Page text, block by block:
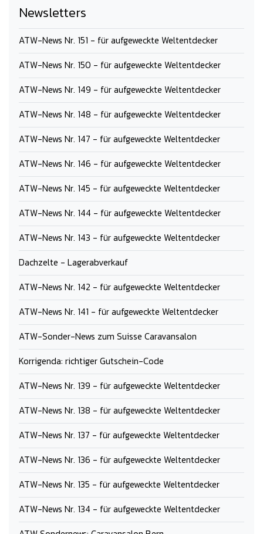
Newsletters
ATW-News Nr. 151 - für aufgeweckte Weltentdecker
ATW-News Nr. 150 - für aufgeweckte Weltentdecker
ATW-News Nr. 149 - für aufgeweckte Weltentdecker
ATW-News Nr. 148 - für aufgeweckte Weltentdecker
ATW-News Nr. 147 - für aufgeweckte Weltentdecker
ATW-News Nr. 146 - für aufgeweckte Weltentdecker
ATW-News Nr. 145 - für aufgeweckte Weltentdecker
ATW-News Nr. 144 - für aufgeweckte Weltentdecker
ATW-News Nr. 143 - für aufgeweckte Weltentdecker
Dachzelte - Lagerabverkauf
ATW-News Nr. 142 - für aufgeweckte Weltentdecker
ATW-News Nr. 141 - für aufgeweckte Weltentdecker
ATW-Sonder-News zum Suisse Caravansalon
Korrigenda: richtiger Gutschein-Code
ATW-News Nr. 139 - für aufgeweckte Weltentdecker
ATW-News Nr. 138 - für aufgeweckte Weltentdecker
ATW-News Nr. 137 - für aufgeweckte Weltentdecker
ATW-News Nr. 136 - für aufgeweckte Weltentdecker
ATW-News Nr. 135 - für aufgeweckte Weltentdecker
ATW-News Nr. 134 - für aufgeweckte Weltentdecker